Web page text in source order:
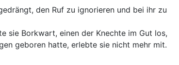
den Ruf zu ignorieren und bei ihr zu
sie Borkwart, einen der Knechte im Gut los,
geboren hatte, erlebte sie nicht mehr mit.